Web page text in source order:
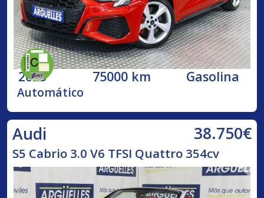
2023 75000 km Gasolina
Automático
Audi 38.750€
S5 Cabrio 3.0 V6 TFSI Quattro 354cv